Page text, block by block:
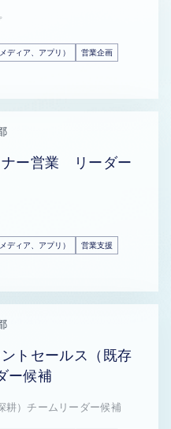
ディア、アプリ）
営業企画
ナー営業 リーダー
ディア、アプリ）
営業支援
トセールス（既存
ー候補
耕）チームリーダー候補